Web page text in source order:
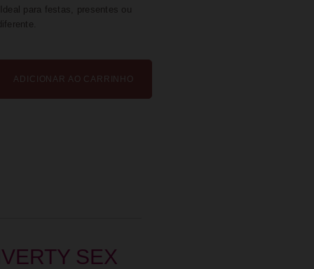
para festas, presentes ou
ADICIONAR AO CARRINHO
SEX